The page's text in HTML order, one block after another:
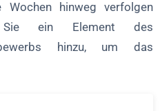
Wochen hinweg verfolgen
ein Element des
hinzu, um das